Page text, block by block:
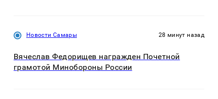
Новости Самары 28 минут назад
Вячеслав Федорищев награжден Почетной
грамотой Минобороны России